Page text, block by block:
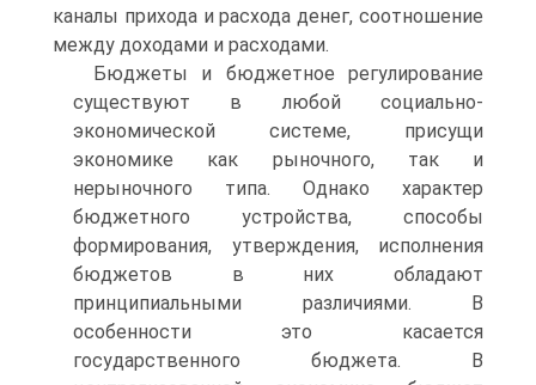
каналы прихода и расхода денег, соотношение
между доходами и расходами.
Бюджеты и бюджетное регулирование
существуют в любой социально-
экономической системе, присущи
экономике как рыночного, так и
нерыночного типа. Однако характер
бюджетного устройства, способы
формирования, утверждения, исполнения
бюджетов в них обладают
принципиальными различиями. В
особенности это касается
государственного бюджета. В